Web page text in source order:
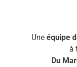
Une équipe
à
Du